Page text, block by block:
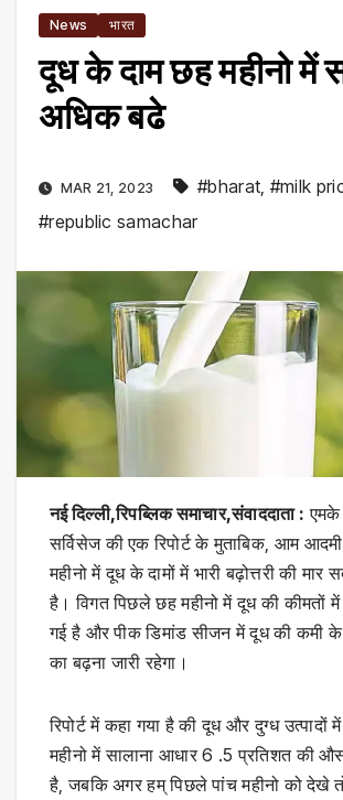
News भारत
दूध के दाम छह महीनो में
अधिक बढे
MAR 21, 2023 #bharat, #milk
#republic samachar
नई दिल्ली,रिपब्लिक समाचार,संवाददाता : एमके
सर्विसेज की एक रिपोर्ट के मुताबिक, आम
महीनो में दूध के दामों में भारी बढ़ोत्तरी की
है। विगत पिछले छह महीनो में दूध की कीमतों
गई है और पीक डिमांड सीजन में दूध की कमी के
का बढ़ना जारी रहेगा।
रिपोर्ट में कहा गया है की दूध और दुग्ध उत्पादों
महीनो में सालाना आधार 6 .5 प्रतिशत की
है, जबकि अगर हम् पिछले पांच महीनो को देखे